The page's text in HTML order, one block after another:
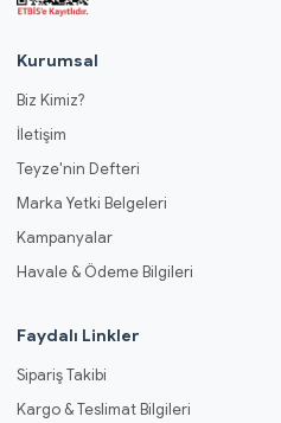
Kurumsal
Biz Kimiz?
İletişim
Teyze'nin Defteri
Marka Yetki Belgeleri
Kampanyalar
Havale & Ödeme Bilgileri
Faydalı Linkler
Sipariş Takibi
Kargo & Teslimat Bilgileri